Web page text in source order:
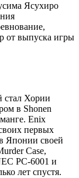
Ясухиро
от выпуска игры
стал Хории
в Shonen
Enix
первых
Японии своей
Case,
PC-6001 и
лет спустя.